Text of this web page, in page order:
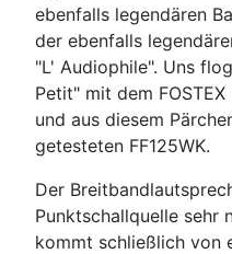
ebenfalls legendären
der ebenfalls
"L' Audiophile". Uns
Petit" mit dem FOSTEX
und aus diesem
getesteten FF125WK.
Der
Punktschallquelle sehr
kommt schließlich von